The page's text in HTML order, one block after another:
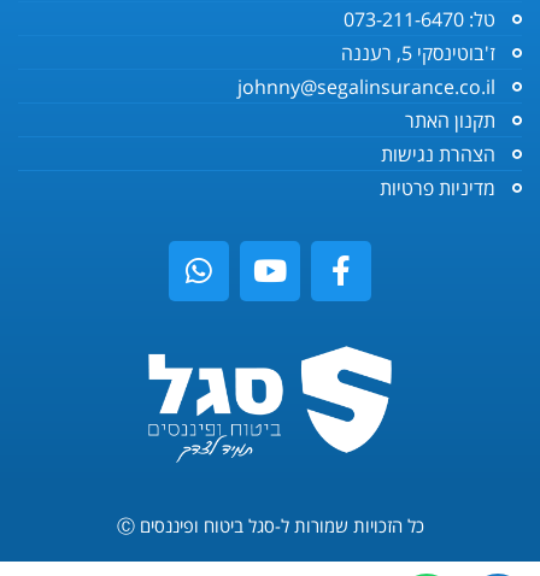
טל: 073-211-6470
ז'בוטינסקי 5, רעננה
johnny@segalinsurance.co.il
תקנון האתר
הצהרת נגישות
מדיניות פרטיות
כל הזכויות שמורות ל-סגל ביטוח ופיננסים Ⓒ